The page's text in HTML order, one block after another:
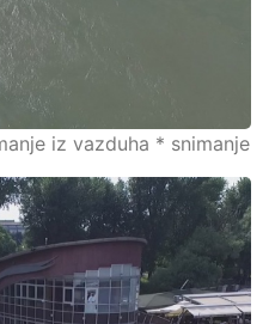
iz vazduha * snimanje